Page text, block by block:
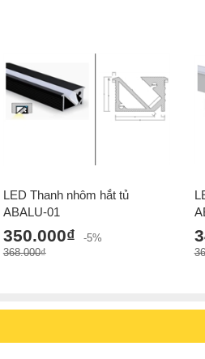
LED Thanh nhôm hắt tủ
ABALU-01
350.000₫
-5%
368.000₫